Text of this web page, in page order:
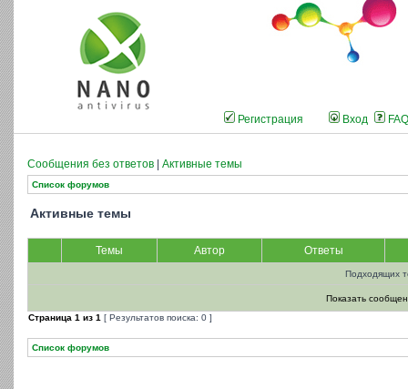
Регистрация Вход FAQ
Сообщения без ответов Активные темы
Список форумов
Активные темы
Темы Автор Ответы
Подходящих
Показать
Страница 1 из 1 [ Результатов поиска: 0 ]
Список форумов